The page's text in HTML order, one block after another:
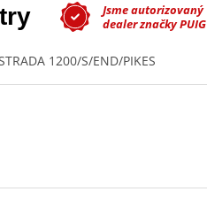
Jsme autorizovaný
dealer značky PUIG
1200/S/END/PIKES